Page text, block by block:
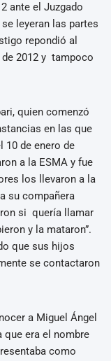
ante el Juzgado
leyeran las partes
repondió al
2012 y tampoco
quien comenzó
en las que
10 de enero de
a la ESMA y fue
los llevaron a la
su compañera
si quería llamar
y la mataron”.
que sus hijos
se contactaron
a Miguel Ángel
que era el nombre
como